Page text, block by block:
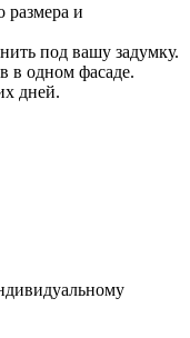
размера и
под вашу задумку.
в одном фасаде.
дней.